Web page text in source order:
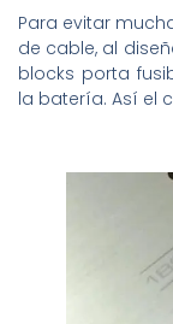
Para evitar
de cable, al
blocks porta
la batería. Así el